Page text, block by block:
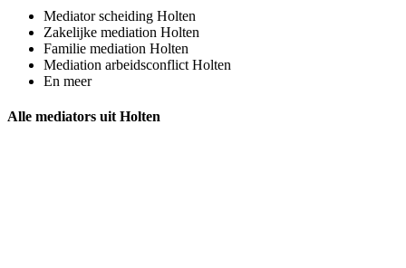
Mediator scheiding Holten
Zakelijke mediation Holten
Familie mediation Holten
Mediation arbeidsconflict Holten
En meer
Alle mediators uit Holten